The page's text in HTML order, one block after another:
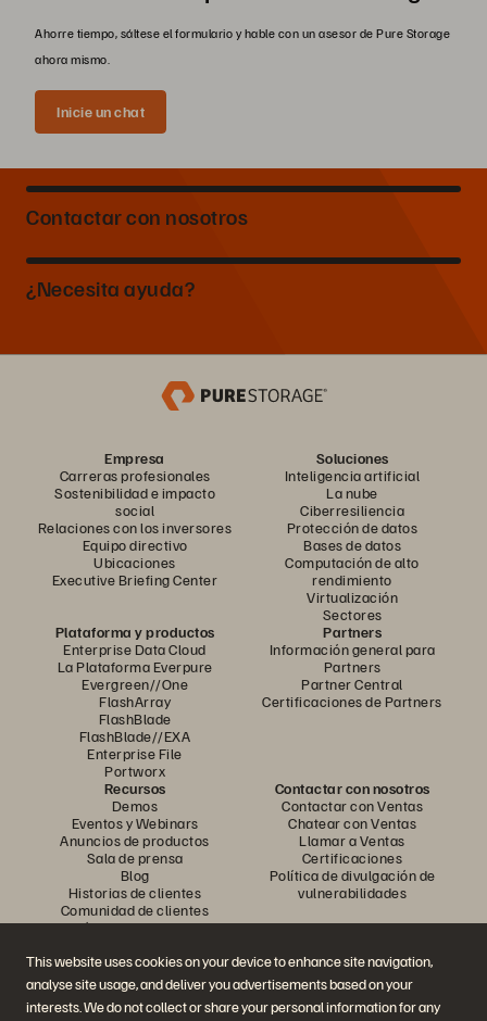
This website uses cookies on your device to enhance site navigation,
analyse site usage, and deliver you advertisements based on your
interests. We do not collect or share your personal information for any
Ahorre tiempo, sáltese el formulario y hable con un asesor de Pure Storage
ahora mismo.
Inicie un chat
Contactar con nosotros
¿Necesita ayuda?
Empresa
Carreras profesionales
Sostenibilidad e impacto
social
Relaciones con los inversores
Equipo directivo
Ubicaciones
Executive Briefing Center
Soluciones
Inteligencia artificial
La nube
Ciberresiliencia
Protección de datos
Bases de datos
Computación de alto
rendimiento
Virtualización
Sectores
Plataforma y productos
Enterprise Data Cloud
La Plataforma Everpure
Evergreen//One
FlashArray
FlashBlade
FlashBlade//EXA
Enterprise File
Portworx
Partners
Información general para
Partners
Partner Central
Certificaciones de Partners
Recursos
Demos
Eventos y Webinars
Anuncios de productos
Sala de prensa
Blog
Historias de clientes
Comunidad de clientes
Artículos divulgativos
Contactar con nosotros
Contactar con Ventas
Chatear con Ventas
Llamar a Ventas
Certificaciones
Política de divulgación de
vulnerabilidades
Únase a la conversación
Siga las redes sociales oficiales de Everpure